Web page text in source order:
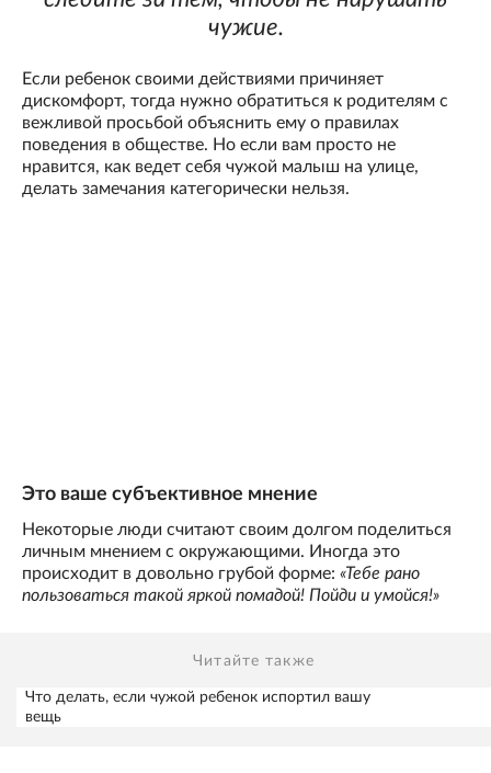
чужие.
Если ребенок своими действиями причиняет
дискомфорт, тогда нужно обратиться к родителям с
вежливой просьбой объяснить ему о правилах
поведения в обществе. Но если вам просто не
нравится, как ведет себя чужой малыш на улице,
делать замечания категорически нельзя.
Это ваше субъективное мнение
Некоторые люди считают своим долгом поделиться
личным мнением с окружающими. Иногда это
происходит в довольно грубой форме: «Тебе рано
пользоваться такой яркой помадой! Пойди и умойся!»
Читайте также
Что делать, если чужой ребенок испортил вашу
вещь